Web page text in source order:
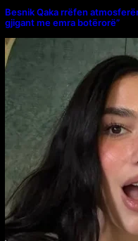
Besnik Qaka rrëfen
gjigant me emra botërorë”